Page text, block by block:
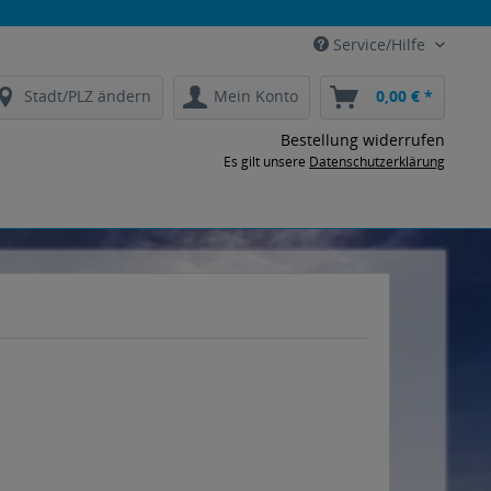
Service/Hilfe
Stadt/PLZ ändern Mein Konto 0,00 € *
Bestellung widerrufen
Es gilt unsere Datenschutzerklärung